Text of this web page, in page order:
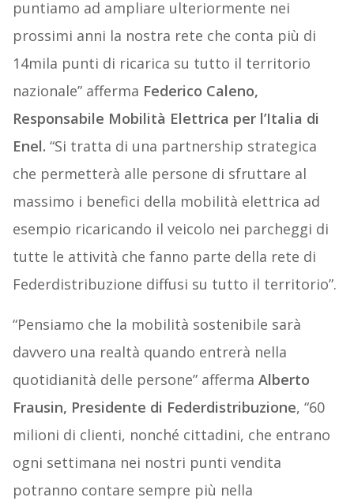
puntiamo ad ampliare ulteriormente nei
prossimi anni la nostra rete che conta più di
14mila punti di ricarica su tutto il territorio
nazionale” afferma Federico Caleno,
Responsabile Mobilità Elettrica per l’Italia di
Enel. “Si tratta di una partnership strategica
che permetterà alle persone di sfruttare al
massimo i benefici della mobilità elettrica ad
esempio ricaricando il veicolo nei parcheggi di
tutte le attività che fanno parte della rete di
Federdistribuzione diffusi su tutto il territorio”.
“Pensiamo che la mobilità sostenibile sarà
davvero una realtà quando entrerà nella
quotidianità delle persone” afferma Alberto
Frausin, Presidente di Federdistribuzione, “60
milioni di clienti, nonché cittadini, che entrano
ogni settimana nei nostri punti vendita
potranno contare sempre più nella